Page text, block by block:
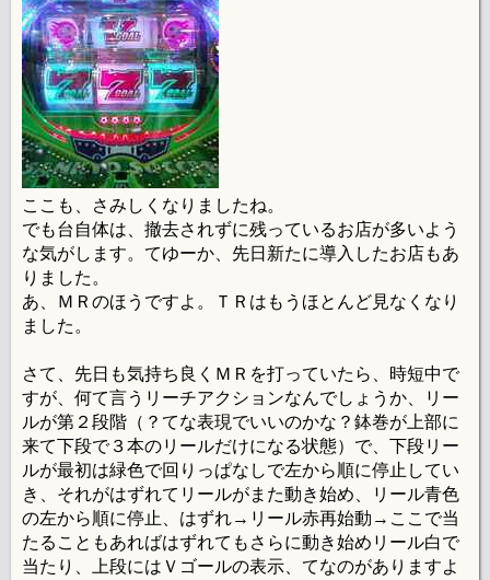
ここも、さみしくなりましたね。
でも台自体は、撤去されずに残っているお店が多いよう
な気がします。てゆーか、先日新たに導入したお店もあ
りました。
あ、ＭＲのほうですよ。ＴＲはもうほとんど見なくなり
ました。
さて、先日も気持ち良くＭＲを打っていたら、時短中で
すが、何て言うリーチアクションなんでしょうか、リー
ルが第２段階（？てな表現でいいのかな？鉢巻が上部に
来て下段で３本のリールだけになる状態）で、下段リー
ルが最初は緑色で回りっぱなしで左から順に停止してい
き、それがはずれてリールがまた動き始め、リール青色
の左から順に停止、はずれ→リール赤再始動→ここで当
たることもあればはずれてもさらに動き始めリール白で
当たり、上段にはＶゴールの表示、てなのがありますよ